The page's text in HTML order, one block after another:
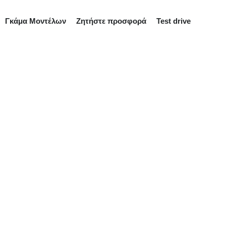
Γκάμα Μοντέλων Ζητήστε προσφορά Test drive